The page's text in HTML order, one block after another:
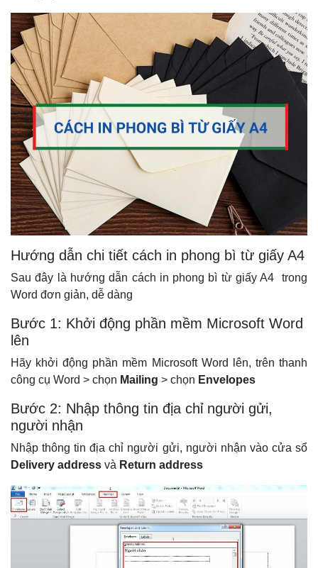
Hướng dẫn chi tiết cách in phong bì từ giấy A4
Sau đây là hướng dẫn cách in phong bì từ giấy A4 trong
Word đơn giản, dễ dàng
Bước 1: Khởi động phần mềm Microsoft Word
lên
Hãy khởi động phần mềm Microsoft Word lên, trên thanh
công cụ Word > chọn Mailing > chọn Envelopes
Bước 2: Nhập thông tin địa chỉ người gửi,
người nhận
Nhập thông tin địa chỉ người gửi, người nhận vào cửa sổ
Delivery address và Return address